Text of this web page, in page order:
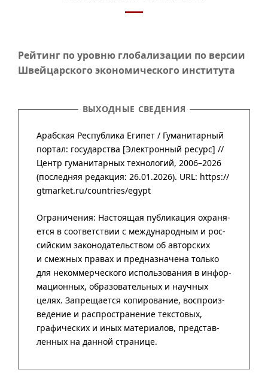
Рейтинг по уровню глобализации по версии
Швейцарского экономического института
ВЫХОДНЫЕ СВЕДЕНИЯ
Арабская Республика Египет / Гума­нитар­ный
портал: государства [Элект­рон­ный ресурс] //
Центр гума­нитар­ных техно­логий, 2006–2026
(после­дняя редак­ция: 26.01.2026). URL: https://
gtmarket.ru/countries/egypt